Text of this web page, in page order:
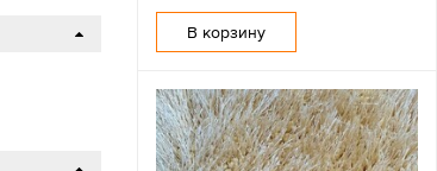
В корзину